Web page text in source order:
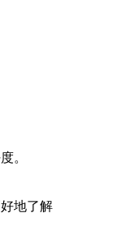
。
地了解